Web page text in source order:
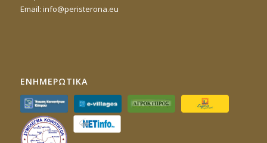
Email: info@peristerona.eu
ΕΝΗΜΕΡΩΤΙΚΑ